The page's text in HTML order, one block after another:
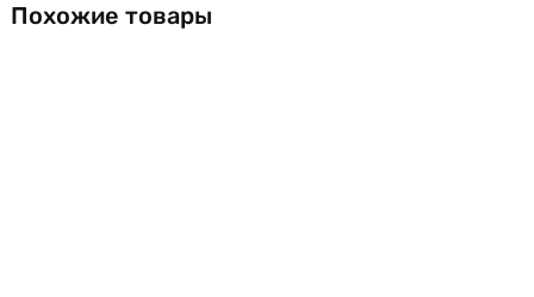
Похожие товары